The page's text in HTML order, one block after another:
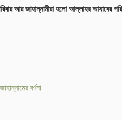
আর জাহান্নামীরা হলো আল্লাহর আযাবের
বর্ণনা